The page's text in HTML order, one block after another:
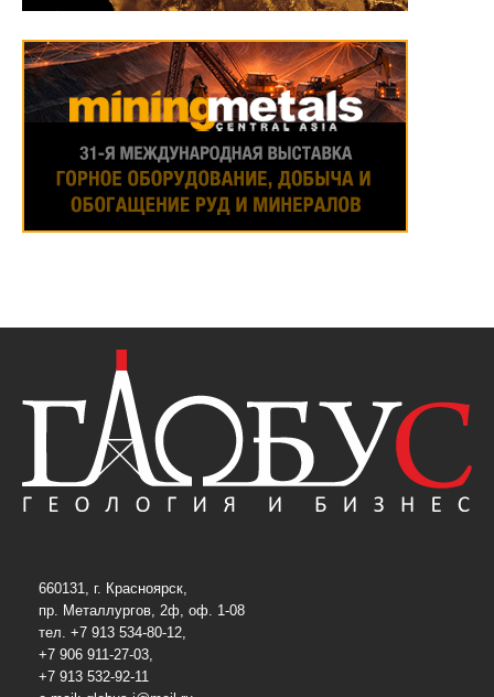
660131, г. Красноярск,
пр. Металлургов, 2ф, оф. 1-08
тел. +7 913 534-80-12,
+7 906 911-27-03,
+7 913 532-92-11